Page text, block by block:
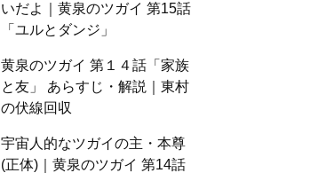
いだよ｜黄泉のツガイ 第15話
「ユルとダンジ」
黄泉のツガイ 第１４話「家族
と友」 あらすじ・解説｜東村
の伏線回収
宇宙人的なツガイの主・本尊
(正体)｜黄泉のツガイ 第14話